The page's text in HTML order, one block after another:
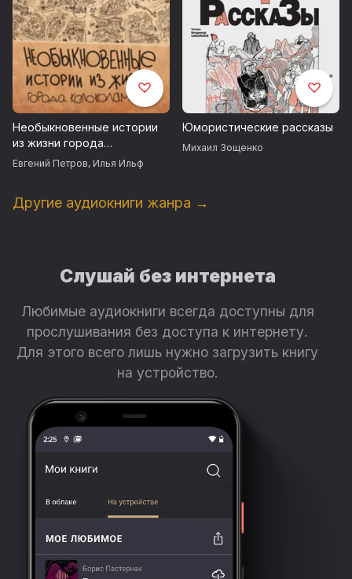
Антон «Половина-на-Половину»
Путешествие в Одессу (Памятники, люди и дела
судебные)
8 . Александр Куприн
Белая акация
9. Незнакомец (Борис Флит)
Болеют
Из книги «Воспоминания»
Фавн (Вацлав Воровский)
Пропавшая скрипка
Одесские иллюзионы
12. Саша Черный
Голубиные башмаки
13. Семен Юшкевич
14. Мирон Ямпольский
Необыкновенные истории
из жизни города
Колоколамска
Евгений Петров, Илья Ильф
Юмористические рассказы
Михаил Зощенко
Другие аудиокниги жанра →
Слушай без интернета
Любимые аудиокниги всегда доступны для
прослушивания без доступа к интернету.
Для этого всего лишь нужно загрузить книгу
на устройство.